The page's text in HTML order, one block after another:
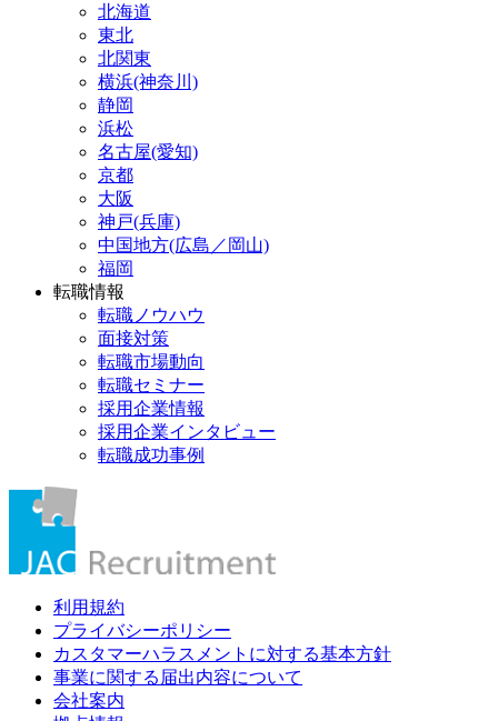
北海道
東北
北関東
横浜(神奈川)
静岡
浜松
名古屋(愛知)
京都
大阪
神戸(兵庫)
中国地方(広島／岡山)
福岡
転職情報
転職ノウハウ
面接対策
転職市場動向
転職セミナー
採用企業情報
採用企業インタビュー
転職成功事例
利用規約
プライバシーポリシー
カスタマーハラスメントに対する基本方針
事業に関する届出内容について
会社案内